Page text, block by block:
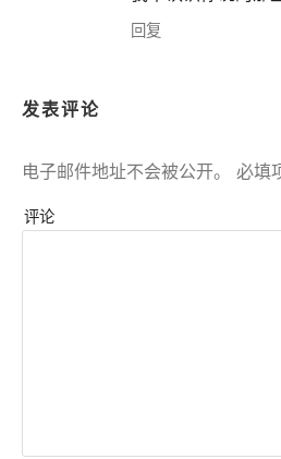
回复
发表评论
电子邮件地址不会被公开。 必填
评论